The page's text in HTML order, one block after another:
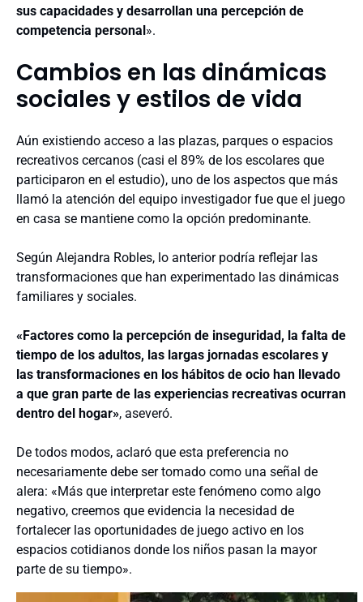
sus capacidades y desarrollan una percepción de
competencia personal».
Cambios en las dinámicas
sociales y estilos de vida
Aún existiendo acceso a las plazas, parques o espacios
recreativos cercanos (casi el 89% de los escolares que
participaron en el estudio), uno de los aspectos que más
llamó la atención del equipo investigador fue que el juego
en casa se mantiene como la opción predominante.
Según Alejandra Robles, lo anterior podría reflejar las
transformaciones que han experimentado las dinámicas
familiares y sociales.
«Factores como la percepción de inseguridad, la falta de
tiempo de los adultos, las largas jornadas escolares y
las transformaciones en los hábitos de ocio han llevado
a que gran parte de las experiencias recreativas ocurran
dentro del hogar», aseveró.
De todos modos, aclaró que esta preferencia no
necesariamente debe ser tomado como una señal de
alera: «Más que interpretar este fenómeno como algo
negativo, creemos que evidencia la necesidad de
fortalecer las oportunidades de juego activo en los
espacios cotidianos donde los niños pasan la mayor
parte de su tiempo».